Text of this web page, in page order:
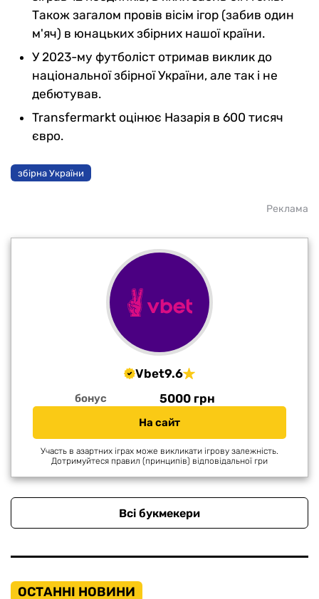
Також загалом провів вісім ігор (забив один
м'яч) в юнацьких збірних нашої країни.
У 2023-му футболіст отримав виклик до
національної збірної України, але так і не
дебютував.
Transfermarkt оцінює Назарія в 600 тисяч
євро.
збірна України
Реклама
Vbet9.6
бонус 5000 грн
На сайт
Участь в азартних іграх може викликати ігрову залежність.
Дотримуйтеся правил (принципів) відповідальної гри
Всі букмекери
ОСТАННІ НОВИНИ